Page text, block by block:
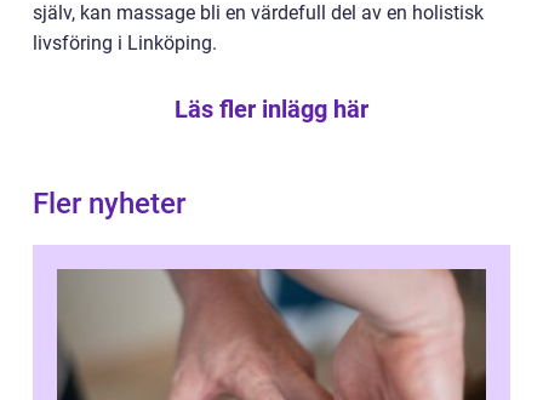
själv, kan massage bli en värdefull del av en holistisk
livsföring i Linköping.
Läs fler inlägg här
Fler nyheter